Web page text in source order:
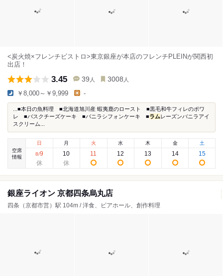
<炭火焼×フレンチビストロ>東京銀座が本店のフレンチPLEINが関西初
出店！
3.45 39 人 3008 人
￥8,000～￥9,999 -
...■本日の魚料理 ■北海道旭川産 蝦夷鹿のロースト ■黒毛和牛フィレのポワ
レ ■バスクチーズケーキ ■バニラシフォンケーキ ■ラムレーズンバニラアイ
スクリーム...
空席
情報
日
8/9
月
10
火
11
水
12
木
13
金
14
土
15
銀座ライオン 京都四条烏丸店
四条（京都市営）駅 104m / 洋食、ビアホール、創作料理